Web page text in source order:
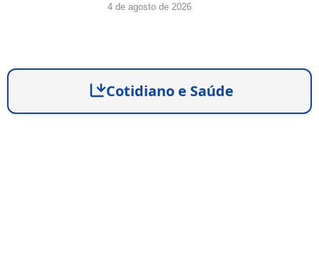
4 de agosto de 2026
Cotidiano e Saúde